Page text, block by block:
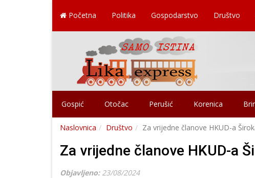
Početna Politika Gospodarstvo Društvo
Gospić Otočac Perušić Korenica
Naslovnica Društvo Za vrijedne članove HKUD-a
Za vrijedne članove HKUD-a
Objavljeno: 23/08/2024